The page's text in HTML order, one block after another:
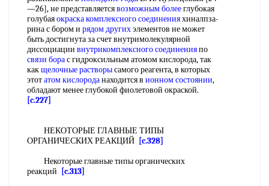
—26], не представляетсявозможным болееглубокая
голубаяокраска комплексного соединенияхиналпза-
рина с бором и рядом другихэлементов не может
быть достигнута за счет внутримолекулярной
диссоциации внутрикомплексного соединенияпо
связи борас гидроксильным атомом кислорода, так
какщелочные растворысамого реагента, в которых
этотатом кислороданаходится в ионном состоянии,
обладают менее глубокой фиолетовой окраской.
[c.227]
НЕКОТОРЫЕ ГЛАВНЫЕ ТИПЫ
ОРГАНИЧЕСКИХ РЕАКЦИЙ [c.328]
Некоторые главные типы органических
реакций
[c.313]